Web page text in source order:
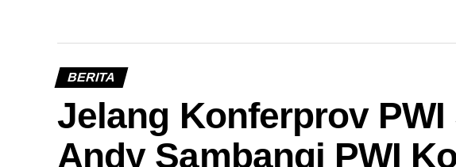
BERITA
Jelang Konferprov PWI
Andy Sambangi PWI